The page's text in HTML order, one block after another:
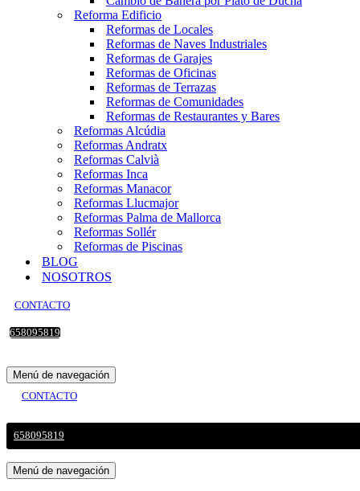
Reforma Edificio
Reformas de Locales
Reformas de Naves Industriales
Reformas de Garajes
Reformas de Oficinas
Reformas de Terrazas
Reformas de Comunidades
Reformas de Restaurantes y Bares
Reformas Alcúdia
Reformas Andratx
Reformas Calvià
Reformas Inca
Reformas Manacor
Reformas Llucmajor
Reformas Palma de Mallorca
Reformas Sollér
Reformas de Piscinas
BLOG
NOSOTROS
CONTACTO
658095819
Menú de navegación
CONTACTO
658095819
Menú de navegación